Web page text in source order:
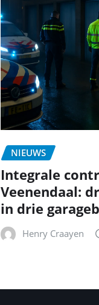
NIEUWS
Integrale
Veenendaal:
in drie
Henry Craayen